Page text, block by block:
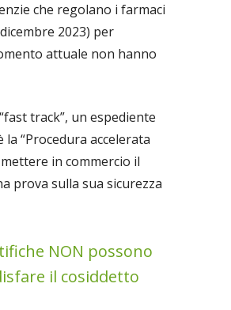
che regolano i farmaci
2023) per
attuale non hanno
track”, un espediente
“Procedura accelerata
in commercio il
prova sulla sua sicurezza
NON possono
il cosiddetto